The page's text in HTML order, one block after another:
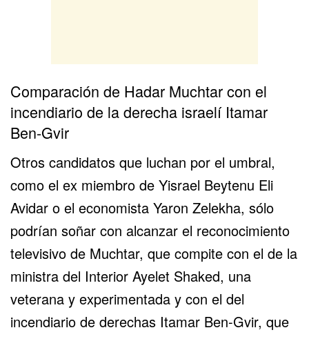
Comparación de Hadar Muchtar con el
incendiario de la derecha israelí Itamar
Ben-Gvir
Otros candidatos que luchan por el umbral,
como el ex miembro de Yisrael Beytenu Eli
Avidar o el economista Yaron Zelekha, sólo
podrían soñar con alcanzar el reconocimiento
televisivo de Muchtar, que compite con el de la
ministra del Interior Ayelet Shaked, una
veterana y experimentada y con el del
incendiario de derechas Itamar Ben-Gvir, que